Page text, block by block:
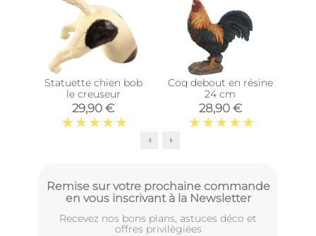
Statuette chien bob
le creuseur
29,90 €
Coq debout en résine
24 cm
28,90 €
Remise sur votre prochaine commande
en vous inscrivant à la Newsletter
Recevez nos bons plans, astuces déco et
offres privilègiées